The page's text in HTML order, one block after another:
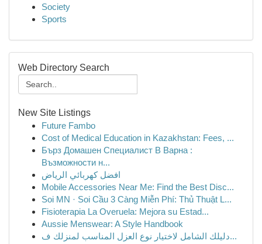
Society
Sports
Web Directory Search
New Site Listings
Future Fambo
Cost of Medical Education in Kazakhstan: Fees, ...
Бърз Домашен Специалист В Варна :
Възможности н...
افضل كهربائي الرياض
Mobile Accessories Near Me: Find the Best Disc...
Soi MN · Soi Cầu 3 Càng Miễn Phí: Thủ Thuật L...
Fisioterapia La Overuela: Mejora su Estad...
Aussie Menswear: A Style Handbook
دليلك الشامل لاختيار نوع العزل المناسب لمنزلك ف...